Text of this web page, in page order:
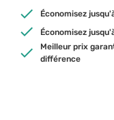
Économisez
Économisez
Meilleur prix
différence